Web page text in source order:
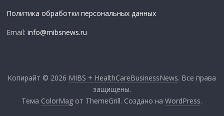
Политика обработки персональных данных
Email:info@mibsnews.ru
Копирайт © 2026 MIBS + HealthCareBusinessNews. Все права
защищены.
Тема ColorMag от ThemeGrill. Создано наWordPress.